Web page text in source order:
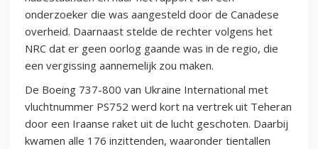
onderzoeker die was aangesteld door de Canadese
overheid. Daarnaast stelde de rechter volgens het
NRC dat er geen oorlog gaande was in de regio, die
een vergissing aannemelijk zou maken.
De Boeing 737-800 van Ukraine International met
vluchtnummer PS752 werd kort na vertrek uit Teheran
door een Iraanse raket uit de lucht geschoten. Daarbij
kwamen alle 176 inzittenden, waaronder tientallen